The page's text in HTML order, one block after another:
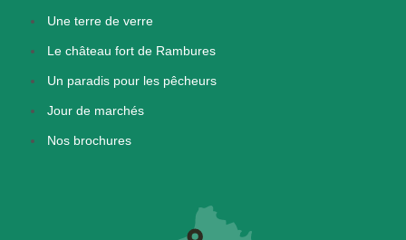
Une terre de verre
Le château fort de Rambures
Un paradis pour les pêcheurs
Jour de marchés
Nos brochures